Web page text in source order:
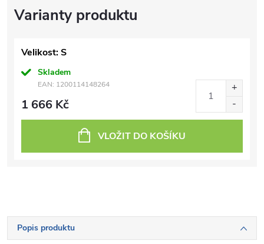
Velikost: S
Skladem
EAN: 1200114148264
1 666 Kč
VLOŽIT DO KOŠÍKU
Popis produktu